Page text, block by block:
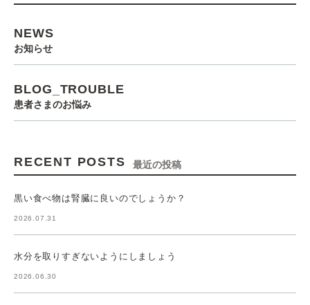
NEWS
お知らせ
BLOG_TROUBLE
患者さまのお悩み
RECENT POSTS 最近の投稿
黒い食べ物は腎臓に良いのでしょうか？
2026.07.31
水分を取りすぎないようにしましょう
2026.06.30